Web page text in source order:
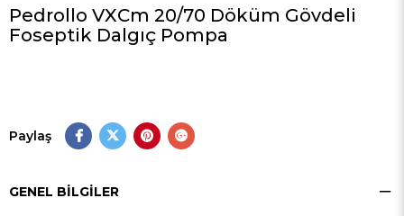
Pedrollo VXCm 20/70 Döküm Gövdeli
Foseptik Dalgıç Pompa
Paylaş
GENEL BILGILER